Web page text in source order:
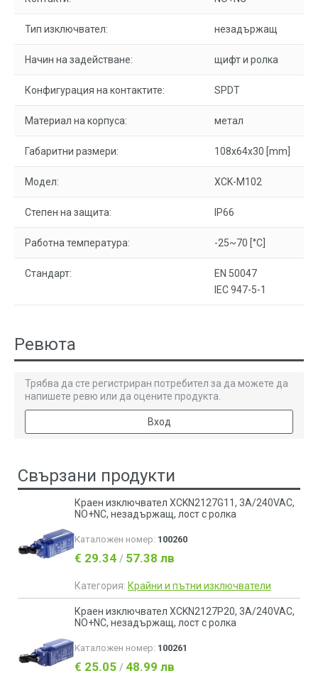
Тип изключвател: незадържащ
Начин на задействане: щифт и ролка
Конфигурация на контактите: SPDT
Материал на корпуса: метал
Габаритни размери: 108x64x30 [mm]
Модел: XCK-M102
Степен на защита: IP66
Работна температура: -25~70 [°C]
Стандарт:
EN 50047
IEC 947-5-1
Ревюта
Трябва да сте регистриран потребител за да можете да
напишете ревю или да оцените продукта.
Вход
Свързани продукти
Краен изключвател XCKN2127G11, 3A/240VAC,
NO+NC, незадържащ, лост с ролка
Каталожен номер: 100260
€ 29.34 / 57.38 лв
Категория: Крайни и пътни изключватели
Краен изключвател XCKN2127P20, 3A/240VAC,
NO+NC, незадържащ, лост с ролка
Каталожен номер: 100261
€ 25.05 / 48.99 лв